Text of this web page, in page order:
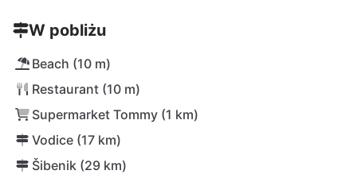
W pobliżu
Beach (10 m)
Restaurant (10 m)
Supermarket Tommy (1 km)
Vodice (17 km)
Šibenik (29 km)